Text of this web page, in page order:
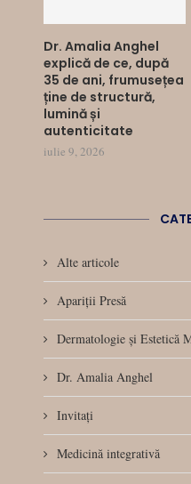
Dr. Amalia Anghel
explică de ce, după
35 de ani, frumusețea
ține de structură,
lumină și
autenticitate
iulie 9, 2026
Alte articole
Apariții Presă
Dermatologie și Estetică
Dr. Amalia Anghel
Invitați
Medicină integrativă